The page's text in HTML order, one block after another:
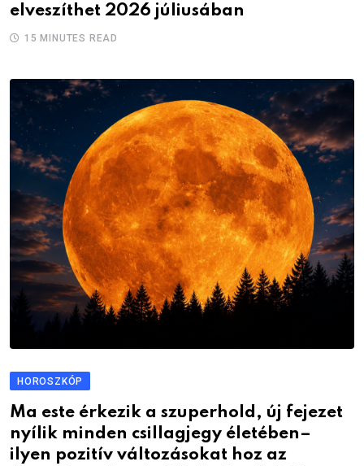
elveszíthet 2026 júliusában
15 MINUTES READ
HOROSZKÓP
Ma este érkezik a szuperhold, új fejezet
nyílik minden csillagjegy életében–
ilyen pozitív változásokat hoz az